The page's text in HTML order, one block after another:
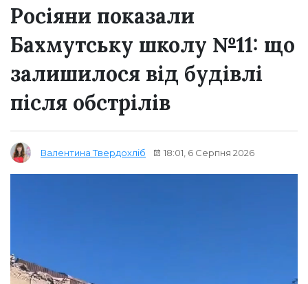
Росіяни показали
Бахмутську школу №11: що
залишилося від будівлі
після обстрілів
Валентина Твердохліб 18:01, 6 Серпня 2026